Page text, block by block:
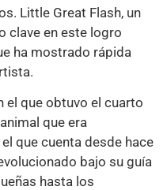
Little Great Flash, un
clave en este logro
ha mostrado rápida
el que obtuvo el cuarto
que era
que cuenta desde hace
bajo su guía
hasta los